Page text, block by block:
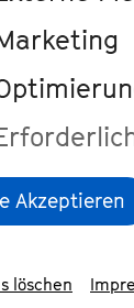
Akzeptieren
löschen
das?
im